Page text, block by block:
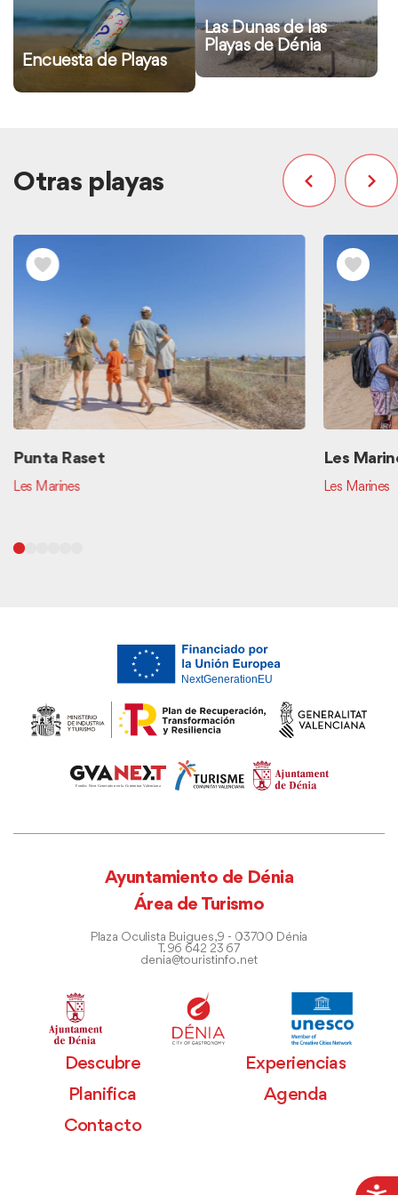
Encuesta de Playas
información
Las Dunas de las
Playas de Dénia
información
Otras playas
Punta Raset
Les Marines
Les
Les Marines
Ayuntamiento de Dénia
Área de Turismo
Plaza Oculista Buigues, 9 - 03700 Dénia
T. 96 642 23 67
denia@touristinfo.net
Descubre
Experiencias
Planifica
Agenda
Contacto